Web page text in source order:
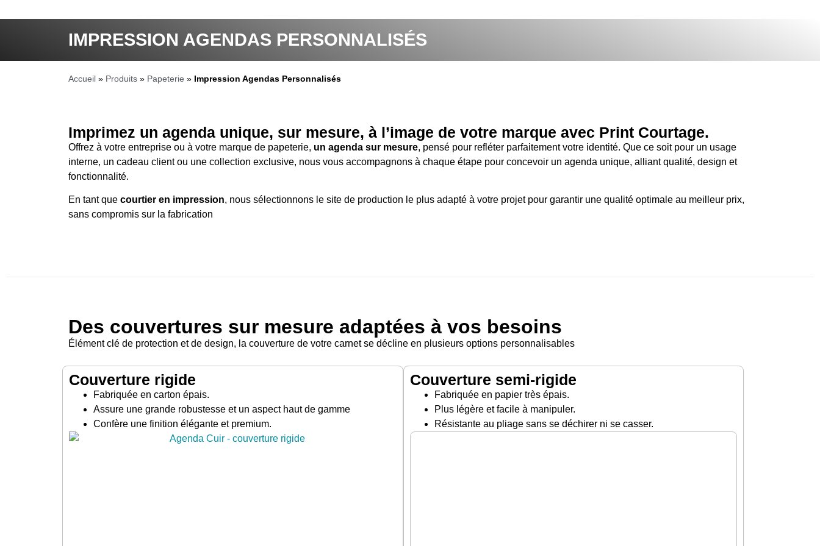
IMPRESSION AGENDAS PERSONNALISÉS
Accueil » Produits » Papeterie » Impression Agendas Personnalisés
Imprimez un agenda unique, sur mesure, à l’image de votre marque avec Print Courtage.
Offrez à votre entreprise ou à votre marque de papeterie, un agenda sur mesure, pensé pour refléter parfaitement votre identité. Que ce soit pour un usage
interne, un cadeau client ou une collection exclusive, nous vous accompagnons à chaque étape pour concevoir un agenda unique, alliant qualité, design et
fonctionnalité.
En tant que courtier en impression, nous sélectionnons le site de production le plus adapté à votre projet pour garantir une qualité optimale au meilleur prix,
sans compromis sur la fabrication
Des couvertures sur mesure adaptées à vos besoins
Élément clé de protection et de design, la couverture de votre carnet se décline en plusieurs options personnalisables
Couverture rigide
Fabriquée en carton épais.
Assure une grande robustesse et un aspect haut de gamme
Confère une finition élégante et premium.
Couverture semi-rigide
Fabriquée en papier très épais.
Plus légère et facile à manipuler.
Résistante au pliage sans se déchirer ni se casser.